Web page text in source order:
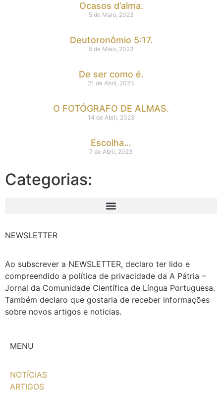
Ocasos d’alma.
5 de Maio, 2023
Deutoronômio 5:17.
5 de Maio, 2023
De ser como é.
21 de Abril, 2023
O FOTÓGRAFO DE ALMAS.
14 de Abril, 2023
Escolha…
7 de Abril, 2023
Categorias:
NEWSLETTER
Ao subscrever a NEWSLETTER, declaro ter lido e
compreendido a política de privacidade da A Pátria –
Jornal da Comunidade Científica de Língua Portuguesa.
Também declaro que gostaria de receber informações
sobre novos artigos e noticias.
MENU
NOTÍCIAS
ARTIGOS